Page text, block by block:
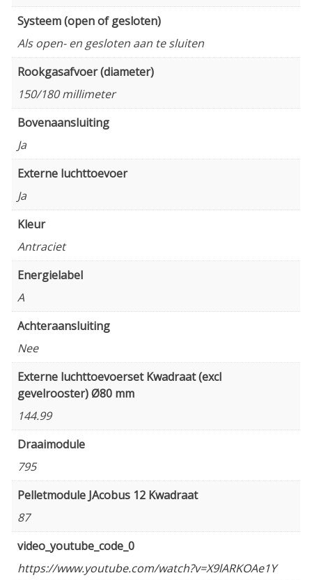
Systeem (open of gesloten)
Als open- en gesloten aan te sluiten
Rookgasafvoer (diameter)
150/180 millimeter
Bovenaansluiting
Ja
Externe luchttoevoer
Ja
Kleur
Antraciet
Energielabel
A
Achteraansluiting
Nee
Externe luchttoevoerset Kwadraat (excl
gevelrooster) Ø80 mm
144.99
Draaimodule
795
Pelletmodule JAcobus 12 Kwadraat
87
video_youtube_code_0
https://www.youtube.com/watch?v=X9lARKOAe1Y